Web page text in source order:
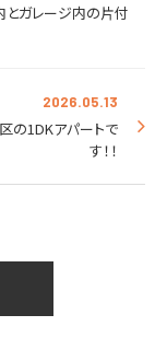
ガレージ内の片付
2026.05.13
の1DKアパートで
す！！